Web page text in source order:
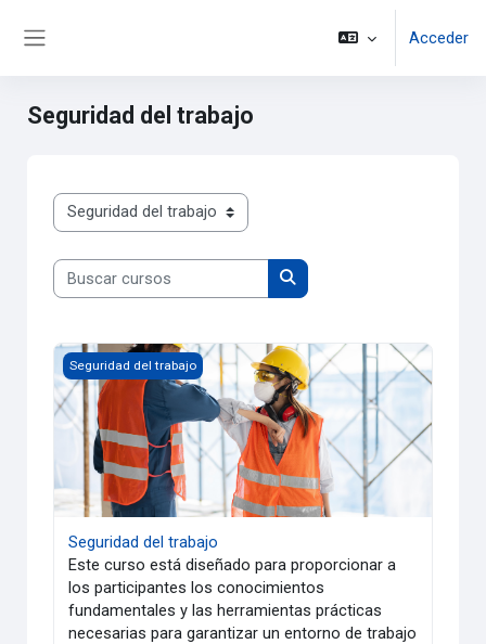
Acceder
Seguridad del trabajo
Categorías
Buscar cursos
Buscar cursos
Seguridad del trabajo
Seguridad del trabajo
Seguridad del trabajo
Este curso está diseñado para proporcionar a
los participantes los conocimientos
fundamentales y las herramientas prácticas
necesarias para garantizar un entorno de trabajo